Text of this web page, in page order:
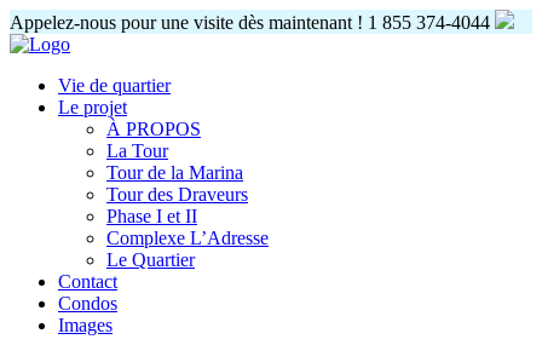
Appelez-nous pour une visite dès maintenant ! 1 855 374-4044
Vie de quartier
Le projet
À PROPOS
La Tour
Tour de la Marina
Tour des Draveurs
Phase I et II
Complexe L’Adresse
Le Quartier
Contact
Condos
Images